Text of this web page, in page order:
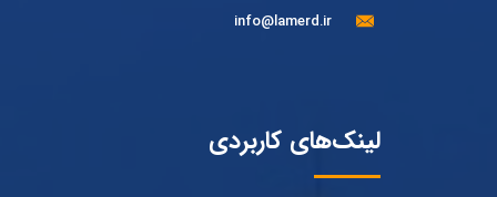
info@lamerd.ir
لینک‌های کاربردی